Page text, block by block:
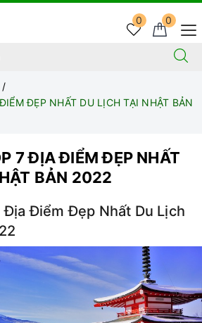
0
0
ĐẸP NHẤT DU LỊCH TẠI NHẬT BẢN
7 ĐỊA ĐIỂM ĐẸP NHẤT
BẢN 2022
Địa Điểm Đẹp Nhất Du Lịch